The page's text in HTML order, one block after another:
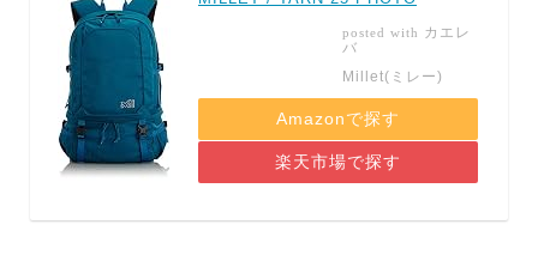
posted with カエレ
バ
Millet(ミレー)
Amazonで探す
楽天市場で探す